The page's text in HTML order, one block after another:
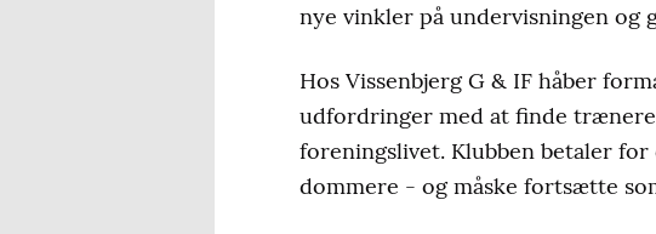
nye vinkler på undervisningen og
Hos Vissenbjerg G & IF håber
udfordringer med at finde
foreningslivet. Klubben betaler
dommere - og måske fortsætte